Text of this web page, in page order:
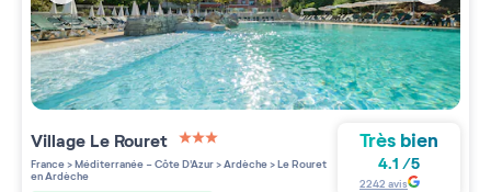
Village Le Rouret
3 étoiles sur 5
France>Méditerranée - Côte D'Azur>Ardèche>Le Rouret
en Ardèche
Très bien
4.1 /5
2242 avis